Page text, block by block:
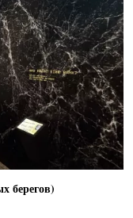
берегов)